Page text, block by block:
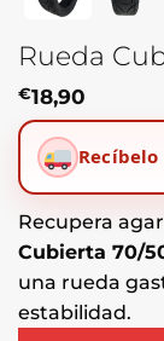
Rueda
€18,90
Recupera
Cubierta 70/
una rueda
estabilidad.